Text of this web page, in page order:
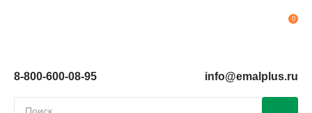
8-800-600-08-95 info@emalplus.ru